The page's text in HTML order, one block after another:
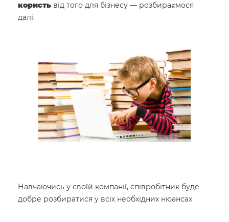
користь від того для бізнесу — розбираємося
далі.
Навчаючись у своїй компанії, співробітник буде
добре розбиратися у всіх необхідних нюансах